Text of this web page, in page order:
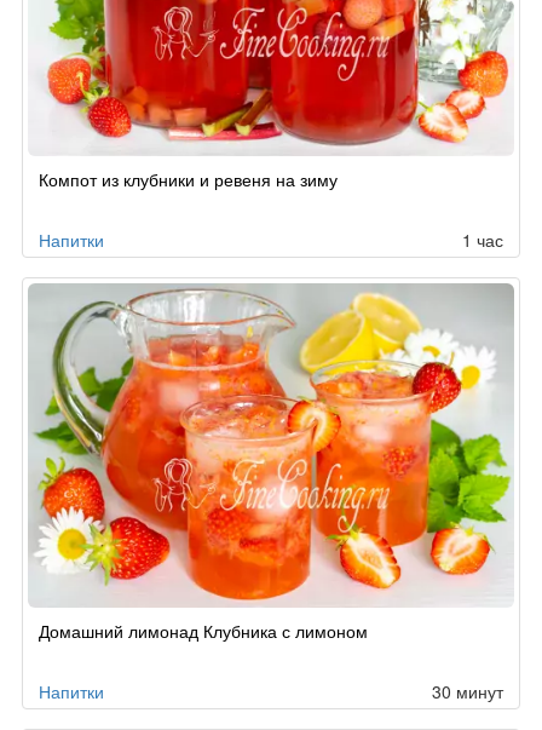
Компот из клубники и ревеня на зиму
Напитки 1 час
Домашний лимонад Клубника с лимоном
Напитки 30 минут